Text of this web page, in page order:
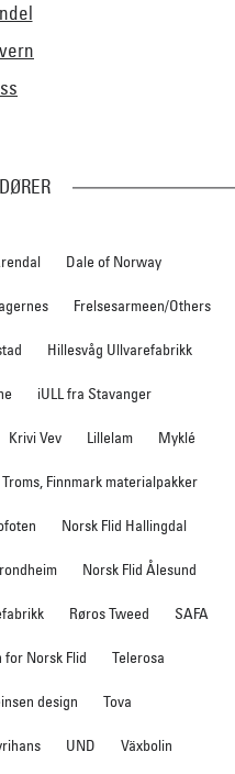
Dale of Norway
Frelsesarmeen/Others
Hillesvåg Ullvarefabrikk
iULL fra Stavanger
Krivi Vev Lillelam Myklé
Finnmark materialpakker
Norsk Flid Hallingdal
Norsk Flid Ålesund
Røros Tweed SAFA
for Norsk Flid Telerosa
design Tova
UND Växbolin